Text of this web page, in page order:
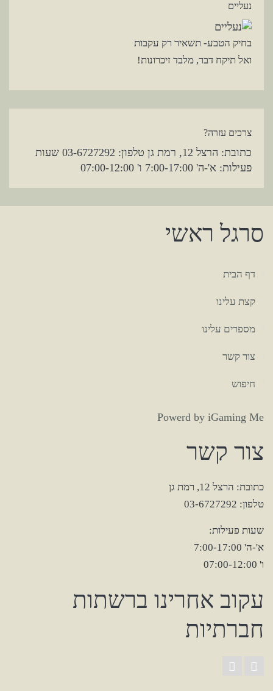
נעליים
בחיק הטבע- תשאיר רק עקבות
ואל תיקח דבר, מלבד זיכרונות!
צרכים עזרה?
כתובת: הרצל 12, רמת גן טלפון: 03-6727292 שעות
פעילות: א'-ה' 7:00-17:00 ו' 07:00-12:00
סרגל ראשי
דף הבית
קצת עלינו
מספרים עלינו
צור קשר
חיפוש
Powerd by iGaming Me
צור קשר
כתובת: הרצל 12, רמת גן
טלפון: 03-6727292
שעות פעילות:
א'-ה' 7:00-17:00
ו' 07:00-12:00
עקוב אחרינו ברשתות
חברתיות